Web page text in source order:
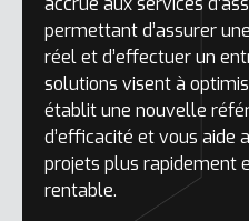
permettant d’assurer
réel et d’effectuer un
solutions visent à
établit une nouvelle
d’efficacité et vous aide
projets plus rapidement
rentable.